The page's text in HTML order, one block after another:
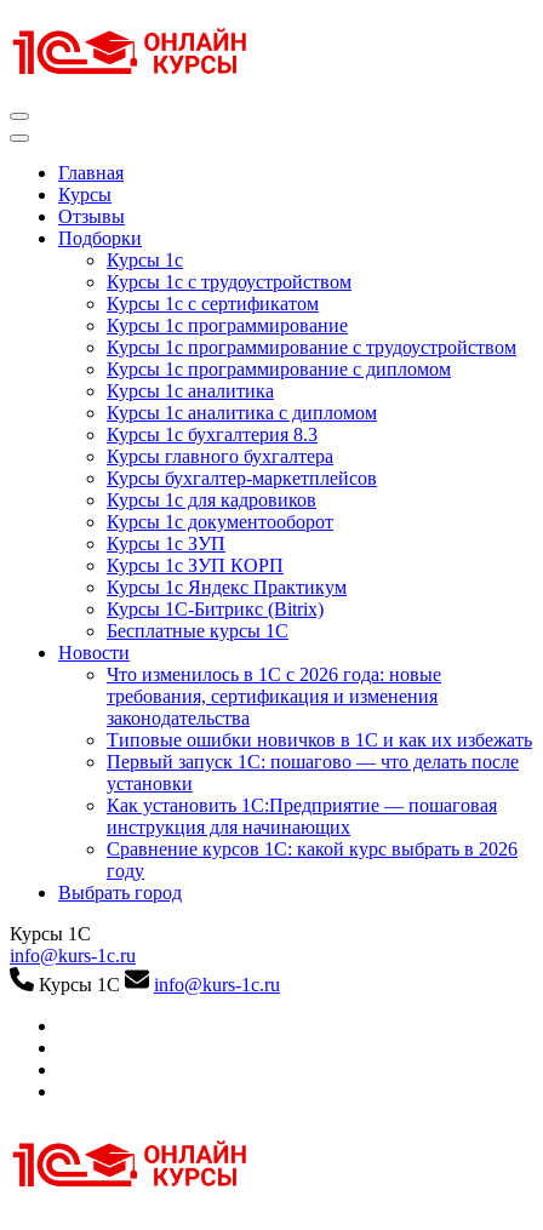
к
содержимому
Главная
Курсы
Отзывы
Подборки
Курсы 1с
Курсы 1с с трудоустройством
Курсы 1с с сертификатом
Курсы 1с программирование
Курсы 1с программирование с трудоустройством
Курсы 1с программирование с дипломом
Курсы 1с аналитика
Курсы 1с аналитика с дипломом
Курсы 1с бухгалтерия 8.3
Курсы главного бухгалтера
Курсы бухгалтер-маркетплейсов
Курсы 1с для кадровиков
Курсы 1с документооборот
Курсы 1с ЗУП
Курсы 1с ЗУП КОРП
Курсы 1с Яндекс Практикум
Курсы 1С-Битрикс (Bitrix)
Бесплатные курсы 1С
Новости
Что изменилось в 1С с 2026 года: новые
требования, сертификация и изменения
законодательства
Типовые ошибки новичков в 1С и как их избежать
Первый запуск 1С: пошагово — что делать после
установки
Как установить 1С:Предприятие — пошаговая
инструкция для начинающих
Сравнение курсов 1С: какой курс выбрать в 2026
году
Выбрать город
Курсы 1С
info@kurs-1c.ru
Курсы 1С
info@kurs-1c.ru